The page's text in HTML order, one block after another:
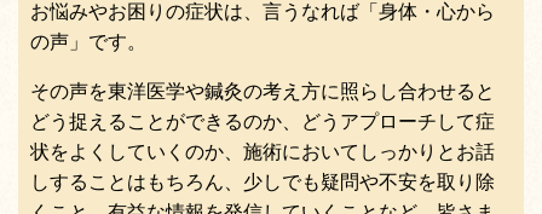
お悩みやお困りの症状は、言うなれば「身体・心から
の声」です。
その声を東洋医学や鍼灸の考え方に照らし合わせると
どう捉えることができるのか、どうアプローチして症
状をよくしていくのか、施術においてしっかりとお話
しすることはもちろん、少しでも疑問や不安を取り除